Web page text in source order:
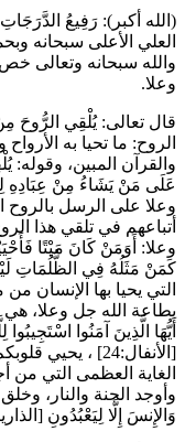
(الله أكبر): رَفِيعُ
العلي الأعلى سبحانه
والله سبحانه وتعالى
وعلا.
قال تعالى:يُلْقِي الرُّوحَ
الروح: ما تحيا به
والقرآن المبين، وقوله:
عَلَى مَنْ يَشَاءُ مِنْ عِبَادِهِ
وعلا على الرسل بالروح
أتباعهم في تلقي هذا
وعلا: أَوَمَنْ كَانَ مَيْتًا
كَمَنْ مَثَلُهُ فِي الظُّلُمَاتِ
التي يحيا بها الإنسان
بطاعة الله جل وعلا، هي
أَيُّهَا الَّذِينَ آمَنُوا
[الأنفال:24] ،
الغاية العظمى التي من
وأوجد الجنة والنار،
وَالإِنسَ إِلَّا لِيَعْبُدُونِ